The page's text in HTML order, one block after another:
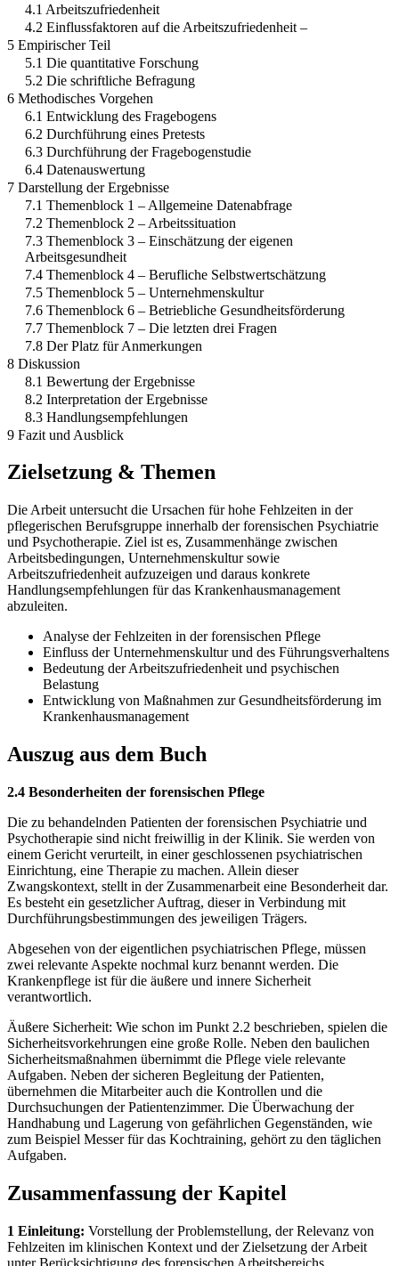
4.1 Arbeitszufriedenheit
4.2 Einflussfaktoren auf die Arbeitszufriedenheit –
5 Empirischer Teil
5.1 Die quantitative Forschung
5.2 Die schriftliche Befragung
6 Methodisches Vorgehen
6.1 Entwicklung des Fragebogens
6.2 Durchführung eines Pretests
6.3 Durchführung der Fragebogenstudie
6.4 Datenauswertung
7 Darstellung der Ergebnisse
7.1 Themenblock 1 – Allgemeine Datenabfrage
7.2 Themenblock 2 – Arbeitssituation
7.3 Themenblock 3 – Einschätzung der eigenen
Arbeitsgesundheit
7.4 Themenblock 4 – Berufliche Selbstwertschätzung
7.5 Themenblock 5 – Unternehmenskultur
7.6 Themenblock 6 – Betriebliche Gesundheitsförderung
7.7 Themenblock 7 – Die letzten drei Fragen
7.8 Der Platz für Anmerkungen
8 Diskussion
8.1 Bewertung der Ergebnisse
8.2 Interpretation der Ergebnisse
8.3 Handlungsempfehlungen
9 Fazit und Ausblick
Zielsetzung & Themen
Die Arbeit untersucht die Ursachen für hohe Fehlzeiten in der
pflegerischen Berufsgruppe innerhalb der forensischen Psychiatrie
und Psychotherapie. Ziel ist es, Zusammenhänge zwischen
Arbeitsbedingungen, Unternehmenskultur sowie
Arbeitszufriedenheit aufzuzeigen und daraus konkrete
Handlungsempfehlungen für das Krankenhausmanagement
abzuleiten.
Analyse der Fehlzeiten in der forensischen Pflege
Einfluss der Unternehmenskultur und des Führungsverhaltens
Bedeutung der Arbeitszufriedenheit und psychischen
Belastung
Entwicklung von Maßnahmen zur Gesundheitsförderung im
Krankenhausmanagement
Auszug aus dem Buch
2.4 Besonderheiten der forensischen Pflege
Die zu behandelnden Patienten der forensischen Psychiatrie und
Psychotherapie sind nicht freiwillig in der Klinik. Sie werden von
einem Gericht verurteilt, in einer geschlossenen psychiatrischen
Einrichtung, eine Therapie zu machen. Allein dieser
Zwangskontext, stellt in der Zusammenarbeit eine Besonderheit dar.
Es besteht ein gesetzlicher Auftrag, dieser in Verbindung mit
Durchführungsbestimmungen des jeweiligen Trägers.
Abgesehen von der eigentlichen psychiatrischen Pflege, müssen
zwei relevante Aspekte nochmal kurz benannt werden. Die
Krankenpflege ist für die äußere und innere Sicherheit
verantwortlich.
Äußere Sicherheit: Wie schon im Punkt 2.2 beschrieben, spielen die
Sicherheitsvorkehrungen eine große Rolle. Neben den baulichen
Sicherheitsmaßnahmen übernimmt die Pflege viele relevante
Aufgaben. Neben der sicheren Begleitung der Patienten,
übernehmen die Mitarbeiter auch die Kontrollen und die
Durchsuchungen der Patientenzimmer. Die Überwachung der
Handhabung und Lagerung von gefährlichen Gegenständen, wie
zum Beispiel Messer für das Kochtraining, gehört zu den täglichen
Aufgaben.
Zusammenfassung der Kapitel
1 Einleitung: Vorstellung der Problemstellung, der Relevanz von
Fehlzeiten im klinischen Kontext und der Zielsetzung der Arbeit
unter Berücksichtigung des forensischen Arbeitsbereichs.